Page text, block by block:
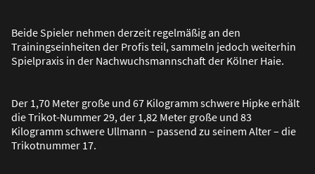
Beide Spieler nehmen derzeit regelmäßig an den
Trainingseinheiten der Profis teil, sammeln jedoch weiterhin
Spielpraxis in der Nachwuchsmannschaft der Kölner Haie.
Der 1,70 Meter große und 67 Kilogramm schwere Hipke erhält
die Trikot-Nummer 29, der 1,82 Meter große und 83
Kilogramm schwere Ullmann – passend zu seinem Alter – die
Trikotnummer 17.